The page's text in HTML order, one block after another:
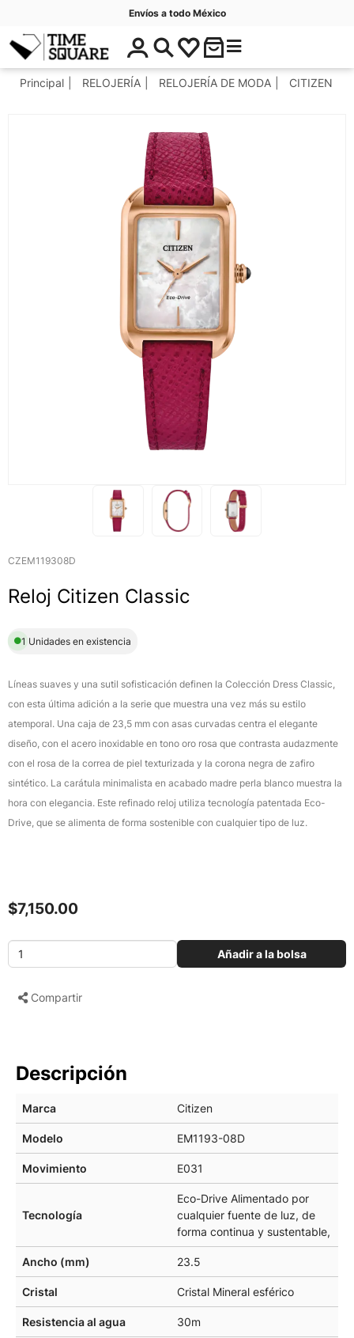
Envíos a todo México
Timesquare
$
0
.
C
t
s
Principal RELOJERÍA RELOJERÍA DE MODA CITIZEN
CZEM119308D
Reloj Citizen Classic
1 Unidades en existencia
Líneas suaves y una sutil sofisticación definen la Colección Dress Classic,
con esta última adición a la serie que muestra una vez más su estilo
atemporal. Una caja de 23,5 mm con asas curvadas centra el elegante
diseño, con el acero inoxidable en tono oro rosa que contrasta audazmente
con el rosa de la correa de piel texturizada y la corona negra de zafiro
sintético. La carátula minimalista en acabado madre perla blanco muestra la
hora con elegancia. Este refinado reloj utiliza tecnología patentada Eco-
Drive, que se alimenta de forma sostenible con cualquier tipo de luz.
$7,150.00
Añadir a la bolsa
Compartir
Descripción
Marca Citizen
Modelo EM1193-08D
Movimiento E031
Tecnología
Eco-Drive Alimentado por
cualquier fuente de luz, de
forma continua y sustentable,
Ancho (mm) 23.5
Cristal Cristal Mineral esférico
Resistencia al agua 30m